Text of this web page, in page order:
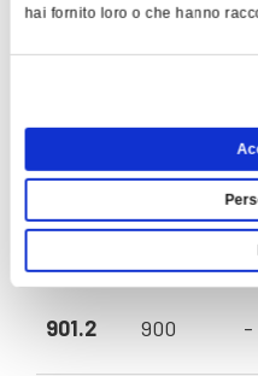
hai fornito loro o che hanno
801.1 800 -
-
901.1 900 -
901.2 900 -